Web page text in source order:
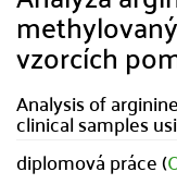
vzorcích
Analysis of
clinical samples
diplomová práce (